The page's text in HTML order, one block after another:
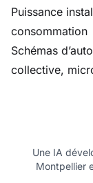
Puissance
consommation
Schémas
collective,
Une IA
Montpellier